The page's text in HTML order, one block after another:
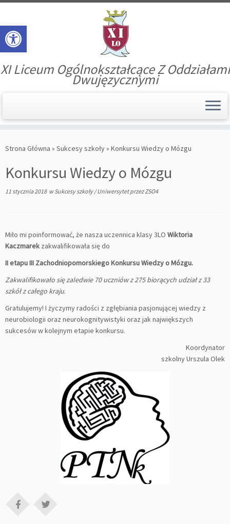
Open toolbar
to
XI Liceum Ogólnokształcące Z Oddziałami
Dwujęzycznymi
Strona Główna » Sukcesy szkoły» Konkursu Wiedzy o Mózgu
Konkursu Wiedzy o Mózgu
11 stycznia 2018wSukcesy szkoły/UniwersytetprzezZSO4
Miło mi poinformować, że nasza uczennica klasy 3LO Wiktoria
Kaczmarek zakwalifikowała się do
II etapu III Zachodniopomorskiego Konkursu Wiedzy o Mózgu.
Zakwalifikowało się zaledwie 70 uczniów z 275 biorących udział z 33
szkół z całego kraju.
Gratulujemy! I życzymy radości z zgłębiania pasjonującej wiedzy z
neurobiologii oraz neurokognitywistyki oraz jak największych
sukcesów w kolejnym etapie konkursu.
Koordynator
szkolny Urszula Olek